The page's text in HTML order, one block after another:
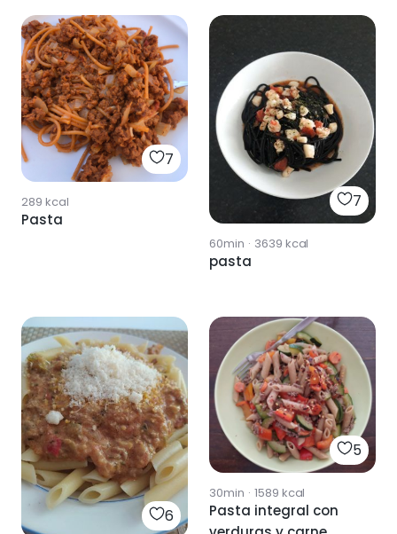
7
289 kcal
Pasta
7
60min · 3639 kcal
pasta
6
5
30min · 1589 kcal
Pasta integral con